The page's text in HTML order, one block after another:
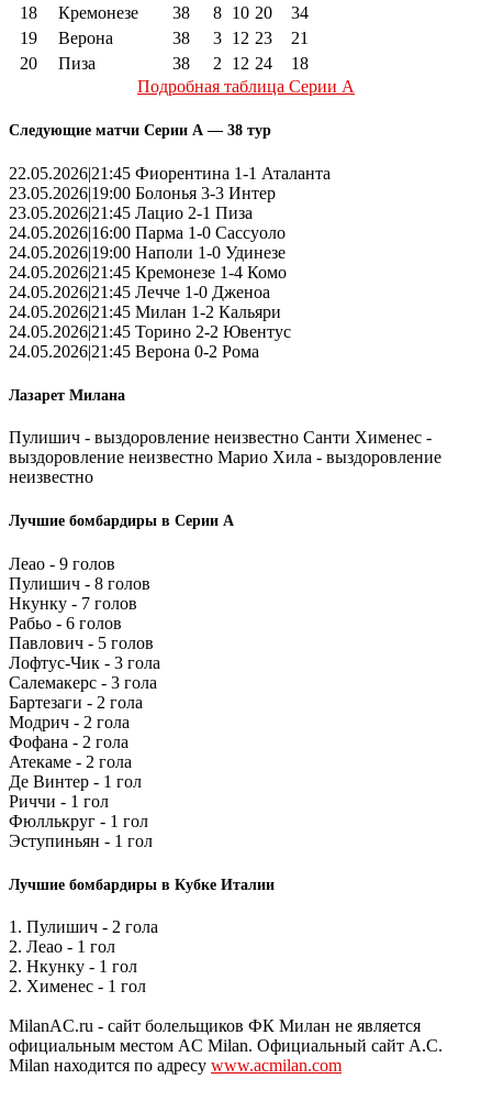
18
Кремонезе 38 8 10 20
34
19
Верона 38 3 12 23
21
20
Пиза 38 2 12 24
18
Подробная таблица Серии А
Следующие матчи Серии А — 38 тур
22.05.2026|21:45 Фиорентина 1-1 Аталанта
23.05.2026|19:00 Болонья 3-3 Интер
23.05.2026|21:45 Лацио 2-1 Пиза
24.05.2026|16:00 Парма 1-0 Сассуоло
24.05.2026|19:00 Наполи 1-0 Удинезе
24.05.2026|21:45 Кремонезе 1-4 Комо
24.05.2026|21:45 Лечче 1-0 Дженоа
24.05.2026|21:45 Милан 1-2 Кальяри
24.05.2026|21:45 Торино 2-2 Ювентус
24.05.2026|21:45 Верона 0-2 Рома
Лазарет Милана
Пулишич - выздоровление неизвестно Санти Хименес -
выздоровление неизвестно Марио Хила - выздоровление
неизвестно
Лучшие бомбардиры в Серии А
Леао - 9 голов
Пулишич - 8 голов
Нкунку - 7 голов
Рабьо - 6 голов
Павлович - 5 голов
Лофтус-Чик - 3 гола
Салемакерс - 3 гола
Бартезаги - 2 гола
Модрич - 2 гола
Фофана - 2 гола
Атекаме - 2 гола
Де Винтер - 1 гол
Риччи - 1 гол
Фюллькруг - 1 гол
Эступиньян - 1 гол
Лучшие бомбардиры в Кубке Италии
1. Пулишич - 2 гола
2. Леао - 1 гол
2. Нкунку - 1 гол
2. Хименес - 1 гол
MilanAC.ru - сайт болельщиков ФК Милан не является
официальным местом AC Milan. Официальный сайт A.C.
Milan находится по адресу www.acmilan.com